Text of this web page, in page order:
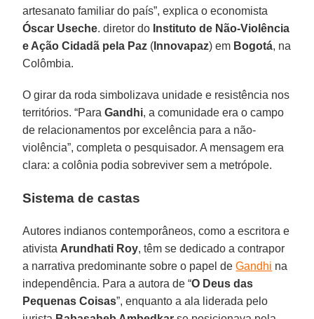
artesanato familiar do país”, explica o economista
Óscar Useche. diretor do Instituto de Não-Violência
e Ação Cidadã pela Paz ( Innovapaz) em Bogotá, na
Colômbia.
O girar da roda simbolizava unidade e resistência nos
territórios. “ParaGandhi, a comunidade era o campo
de relacionamentos por excelência para a não-
violência”, completa o pesquisador. A mensagem era
clara: a colônia podia sobreviver sem a metrópole.
Sistema de castas
Autores indianos contemporâneos, como a escritora e
ativista Arundhati Roy, têm se dedicado a contrapor
a narrativa predominante sobre o papel deGandhi na
independência. Para a autora de “O Deus das
Pequenas Coisas”, enquanto a ala liderada pelo